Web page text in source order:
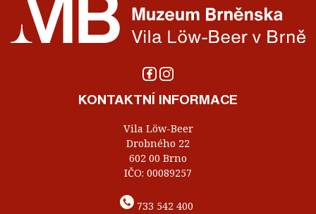
KONTAKTNÍ INFORMACE
Vila Löw-Beer
Drobného 22
602 00 Brno
IČO: 00089257
733 542 400